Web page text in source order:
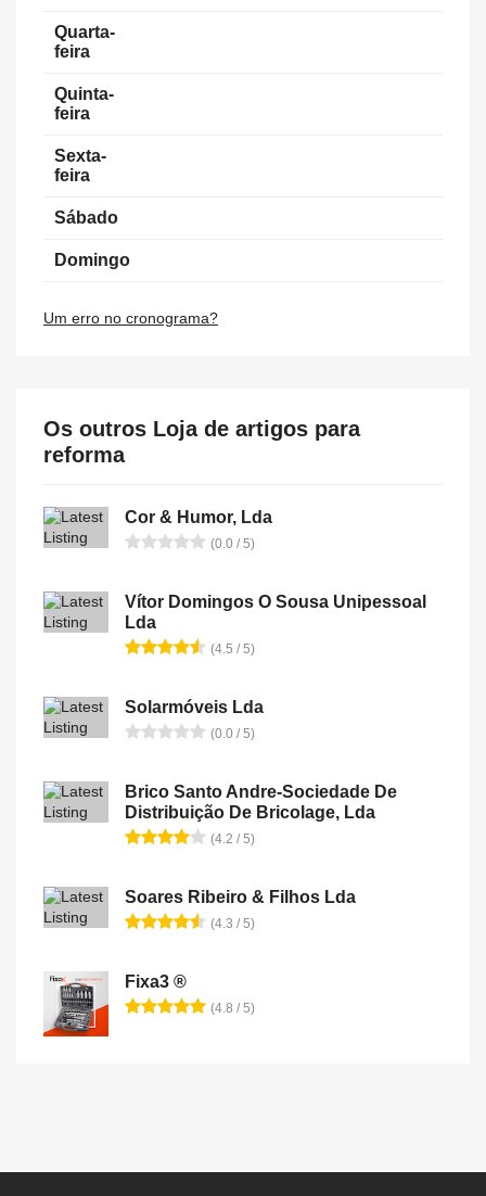
Quarta-
feira
Quinta-
feira
Sexta-
feira
Sábado
Domingo
Um erro no cronograma?
Os outros Loja de artigos para
reforma
Cor & Humor, Lda
(0.0 / 5)
Vítor Domingos O Sousa Unipessoal
Lda
(4.5 / 5)
Solarmóveis Lda
(0.0 / 5)
Brico Santo Andre-Sociedade De
Distribuição De Bricolage, Lda
(4.2 / 5)
Soares Ribeiro & Filhos Lda
(4.3 / 5)
Fixa3 ®
(4.8 / 5)